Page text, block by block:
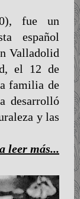
fue un
español
Valladolid
el 12 de
familia de
desarrolló
y las
leer más...